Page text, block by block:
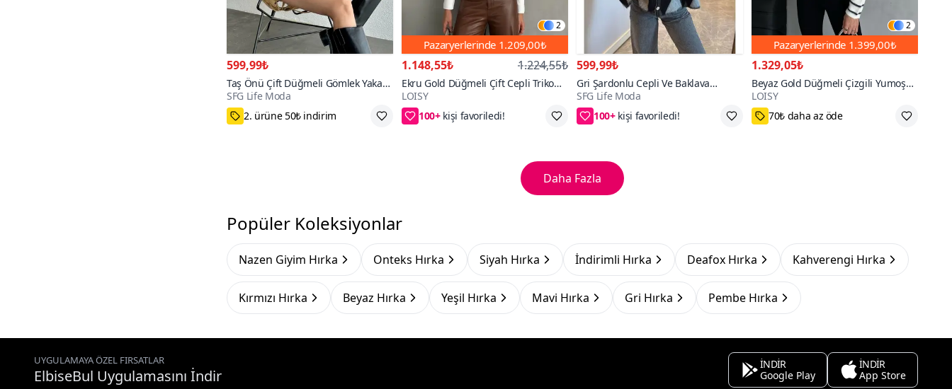
599,99₺
Taş Önü Çift Düğmeli Gömlek Yaka
Modern Ve Sıcak Dokunuş Trend
Genç Triko Ceket Hırka
SFG Life Moda
Standart
2
Pazaryerlerinde 1.209,00₺
1.148,55₺ 1.224,55₺
Ekru Gold Düğmeli Çift Cepli Triko
Hırka
LOISY
100+
60₺ daha az öde
599,99₺
Gri Şardonlu Cepli Ve Baklava
Desenli Triko Hırka
SFG Life Moda
100+
2. ürüne 50₺ indirim
2
Pazaryerlerinde 1.399,00₺
1.329,05₺
Beyaz Gold Düğmeli Çizgili Yumoş
Triko Hırka
LOISY
Standart
Daha Fazla
Popüler Koleksiyonlar
Nazen Giyim Hırka Onteks Hırka Siyah Hırka İndirimli Hırka Deafox Hırka Kahverengi Hırka
Kırmızı Hırka Beyaz Hırka Yeşil Hırka Mavi Hırka Gri Hırka Pembe Hırka
UYGULAMAYA ÖZEL FIRSATLAR
ElbiseBul Uygulamasını İndir
İNDİR
Google Play
İNDİR
App Store